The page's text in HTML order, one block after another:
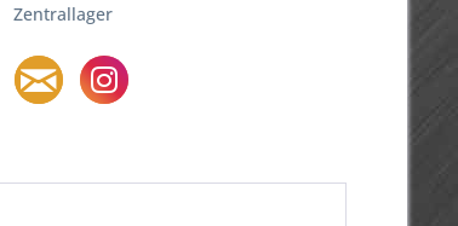
Zentrallager